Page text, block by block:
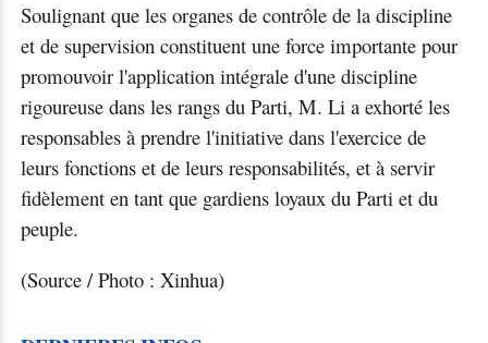
Soulignant que les organes de contrôle de la discipline
et de supervision constituent une force importante pour
promouvoir l'application intégrale d'une discipline
rigoureuse dans les rangs du Parti, M. Li a exhorté les
responsables à prendre l'initiative dans l'exercice de
leurs fonctions et de leurs responsabilités, et à servir
fidèlement en tant que gardiens loyaux du Parti et du
peuple.
(Source / Photo : Xinhua)